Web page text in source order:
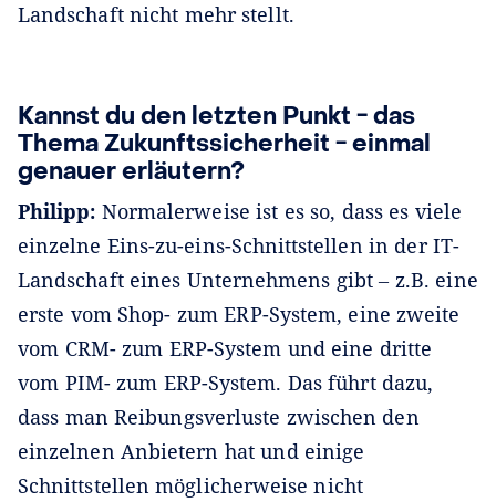
Landschaft nicht mehr stellt.
Kannst du den letzten Punkt − das
Thema Zukunftssicherheit − einmal
genauer erläutern?
Philipp: Normalerweise ist es so, dass es viele
einzelne Eins-zu-eins-Schnittstellen in der IT-
Landschaft eines Unternehmens gibt ‒ z.B. eine
erste vom Shop- zum ERP-System, eine zweite
vom CRM- zum ERP-System und eine dritte
vom PIM- zum ERP-System. Das führt dazu,
dass man Reibungsverluste zwischen den
einzelnen Anbietern hat und einige
Schnittstellen möglicherweise nicht